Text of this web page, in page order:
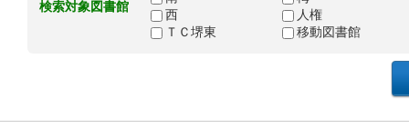
検索対象図書館
西
人権
ＴＣ堺東
移動図書館